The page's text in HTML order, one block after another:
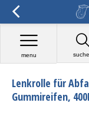
menu
Lenkrolle für
Gummireifen,